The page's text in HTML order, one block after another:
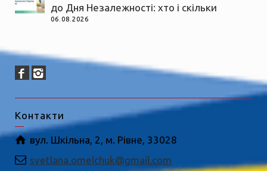
до Дня Незалежності: хто і скільки
06.08.2026
Контакти
вул. Шкільна, 2, м. Рівне, 33028
svetlana.omelchuk@gmail.com